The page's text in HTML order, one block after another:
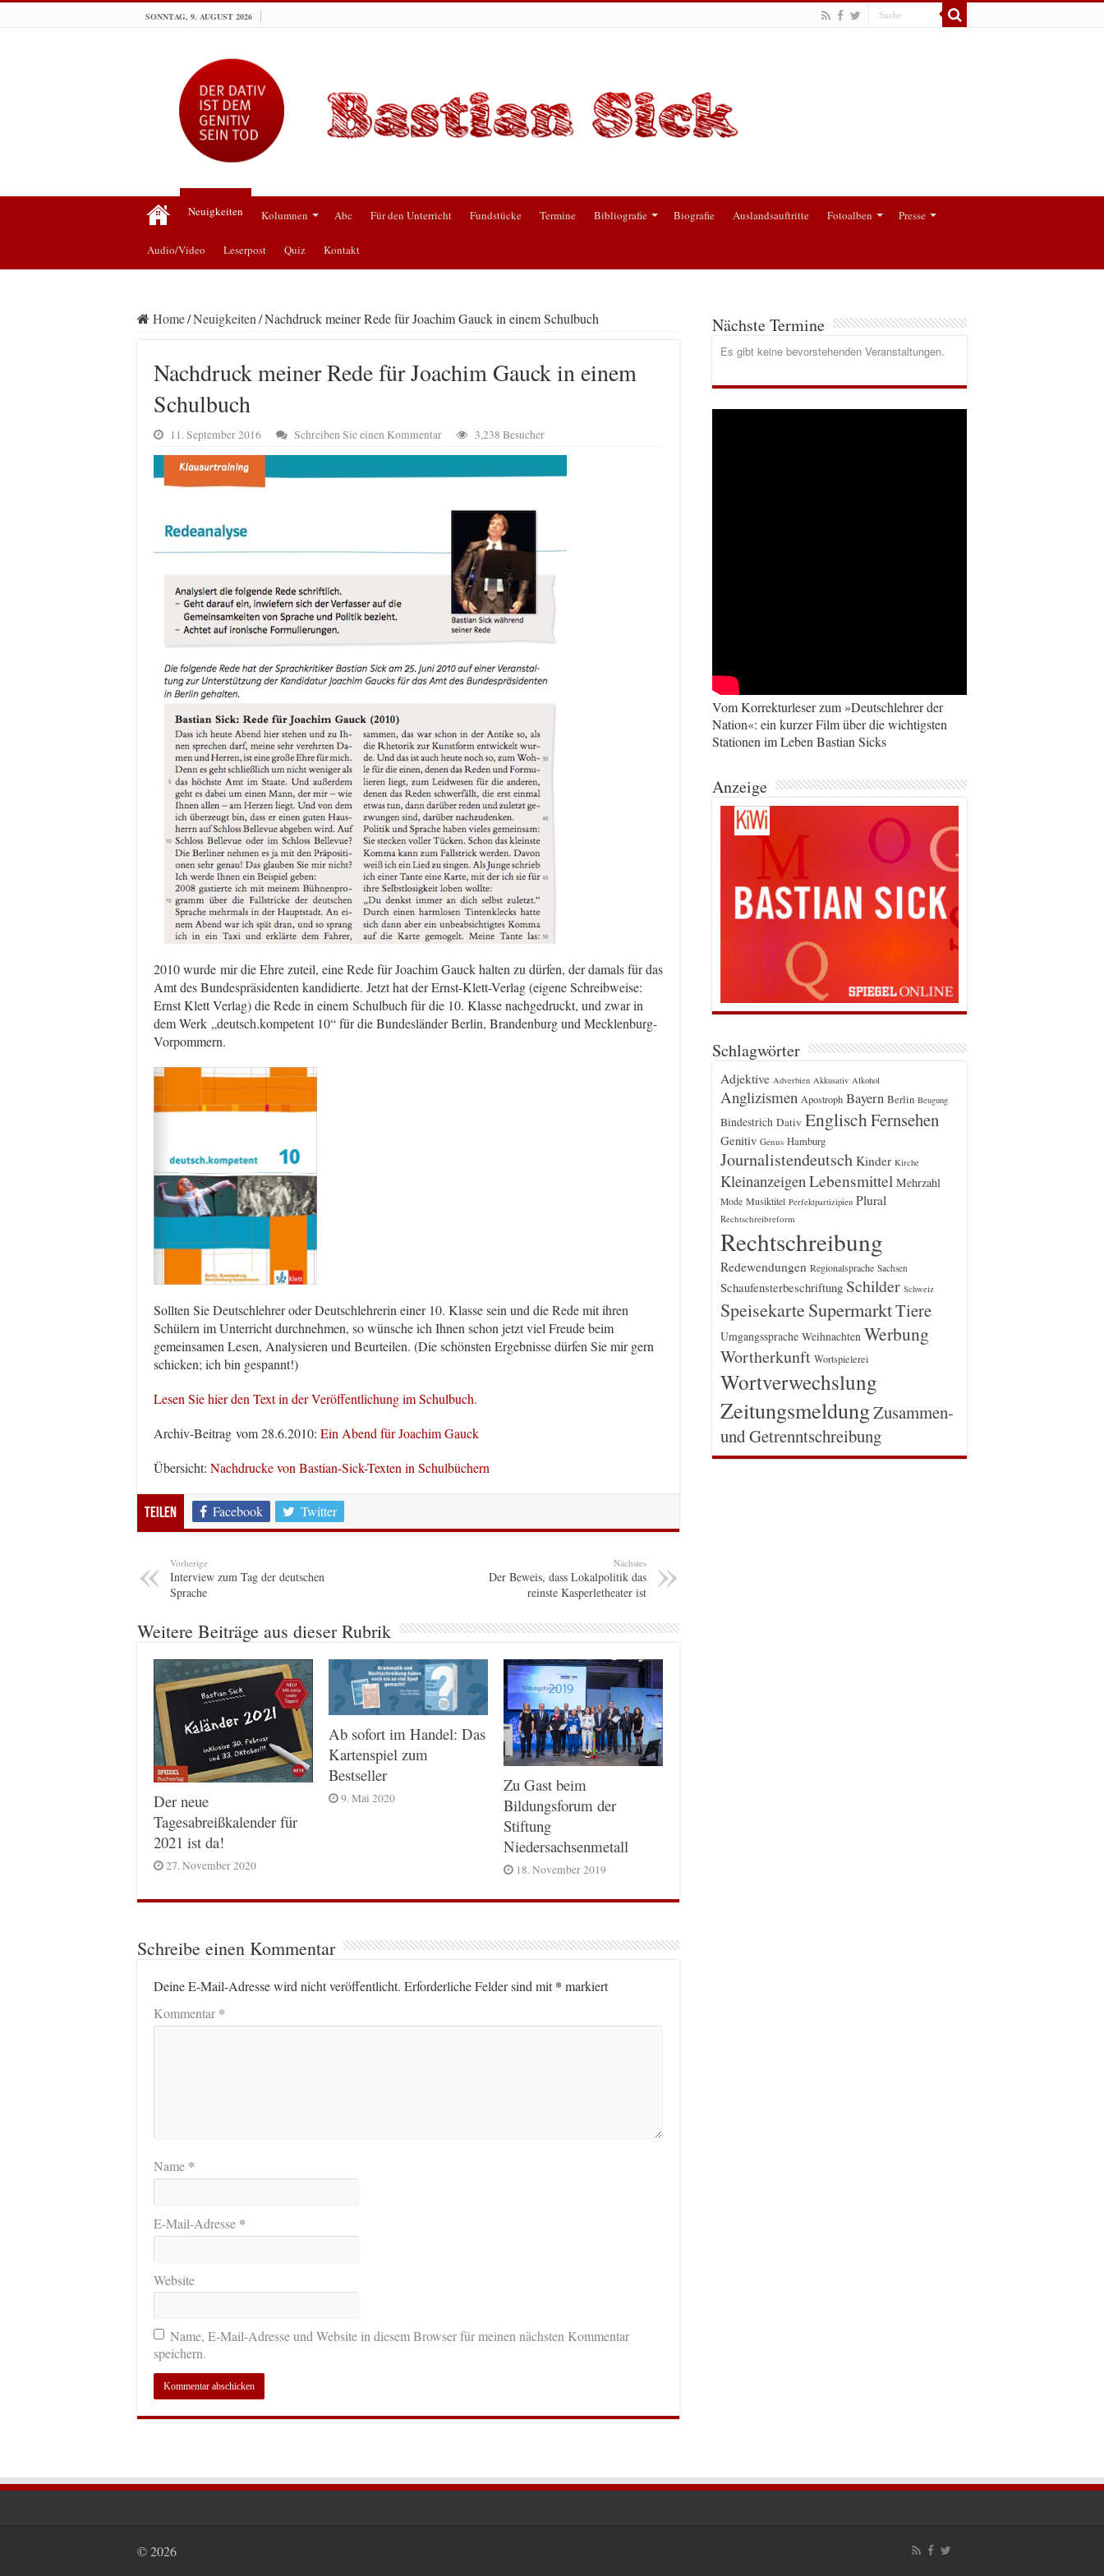
SONNTAG, 9. AUGUST 2026
Neuigkeiten Kolumnen Abc Für den Unterricht Fundstücke Termine Bibliografie Biografie Auslandsauftritte Fotoalben Presse
Audio/Video Leserpost Quiz Kontakt
Home/Neuigkeiten/Nachdruck meiner Rede für Joachim Gauck in einem Schulbuch
Nachdruck meiner Rede für Joachim Gauck in einem
Schulbuch
11. September 2016 Schreiben Sie einen Kommentar 3,238 Besucher
2010 wurde mir die Ehre zuteil, eine Rede für Joachim Gauck halten zu dürfen, der damals für das
Amt des Bundespräsidenten kandidierte. Jetzt hat der Ernst-Klett-Verlag (eigene Schreibweise:
Ernst Klett Verlag) die Rede in einem Schulbuch für die 10. Klasse nachgedruckt, und zwar in
dem Werk „deutsch.kompetent 10“ für die Bundesländer Berlin, Brandenburg und Mecklenburg-
Vorpommern.
Sollten Sie Deutschlehrer oder Deutschlehrerin einer 10. Klasse sein und die Rede mit ihren
Schülern im Unterricht durchnehmen, so wünsche ich Ihnen schon jetzt viel Freude beim
gemeinsamen Lesen, Analysieren und Beurteilen. (Die schönsten Ergebnisse dürfen Sie mir gern
schicken; ich bin gespannt!)
Lesen Sie hier den Text in der Veröffentlichung im Schulbuch.
Archiv-Beitrag vom 28.6.2010: Ein Abend für Joachim Gauck
Übersicht: Nachdrucke von Bastian-Sick-Texten in Schulbüchern
Teilen Facebook Twitter
Vorherige
Interview zum Tag der deutschen
Sprache
Nächstes
Der Beweis, dass Lokalpolitik das
reinste Kasperletheater ist
Weitere Beiträge aus dieser Rubrik
Der neue
Tagesabreißkalender für
2021 ist da!
27. November 2020
Ab sofort im Handel: Das
Kartenspiel zum
Bestseller
9. Mai 2020
Zu Gast beim
Bildungsforum der
Stiftung
Niedersachsenmetall
18. November 2019
Schreibe einen Kommentar
Deine E-Mail-Adresse wird nicht veröffentlicht. Erforderliche Felder sind mit* markiert
Kommentar*
Name *
E-Mail-Adresse *
Website
Name, E-Mail-Adresse und Website in diesem Browser für meinen nächsten Kommentar
speichern.
Nächste Termine
Es gibt keine bevorstehenden Veranstaltungen.
Vom Korrekturleser zum »Deutschlehrer der
Nation«: ein kurzer Film über die wichtigsten
Stationen im Leben Bastian Sicks
Anzeige
Schlagwörter
Adjektive Adverbien Akkusativ Alkohol
Anglizismen Apostroph Bayern Berlin Beugung
Bindestrich Dativ EnglischFernsehen
Genitiv Genus Hamburg
Journalistendeutsch Kinder Kirche
Kleinanzeigen Lebensmittel Mehrzahl
Mode Musiktitel Perfektpartizipien Plural
Rechtschreibreform
Rechtschreibung
Redewendungen Regionalsprache Sachsen
Schaufensterbeschriftung Schilder Schweiz
Speisekarte SupermarktTiere
Umgangssprache Weihnachten Werbung
Wortherkunft Wortspielerei
Wortverwechslung
ZeitungsmeldungZusammen-
und Getrenntschreibung
© 2026